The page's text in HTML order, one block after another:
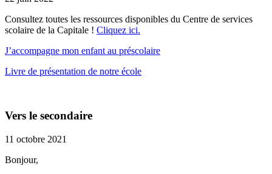
Consultez toutes les ressources disponibles du Centre de services
scolaire de la Capitale ! Cliquez ici.
J’accompagne mon enfant au préscolaire
Livre de présentation de notre école
Vers le secondaire
11 octobre 2021
Bonjour,